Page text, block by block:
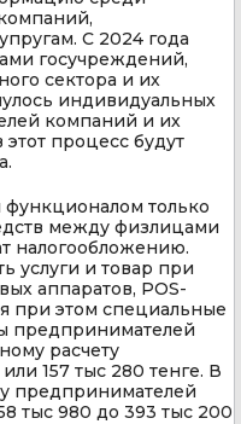
С 2024 года
госучреждений,
сектора и их
индивидуальных
компаний и их
процесс будут
только
между физлицами
налогообложению.
услуги и товар при
аппаратов, POS-
при этом специальные
предпринимателей
расчету
157 тыс 280 тенге. В
у предпринимателей
тыс 980 до 393 тыс 200